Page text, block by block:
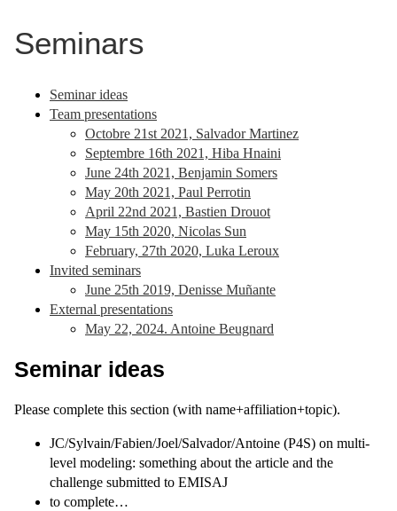
Seminars
Seminar ideas
Team presentations
Octobre 21st 2021, Salvador Martinez
Septembre 16th 2021, Hiba Hnaini
June 24th 2021, Benjamin Somers
May 20th 2021, Paul Perrotin
April 22nd 2021, Bastien Drouot
May 15th 2020, Nicolas Sun
February, 27th 2020, Luka Leroux
Invited seminars
June 25th 2019, Denisse Muñante
External presentations
May 22, 2024. Antoine Beugnard
Seminar ideas
Please complete this section (with name+affiliation+topic).
JC/Sylvain/Fabien/Joel/Salvador/Antoine (P4S) on multi-
level modeling: something about the article and the
challenge submitted to EMISAJ
to complete…